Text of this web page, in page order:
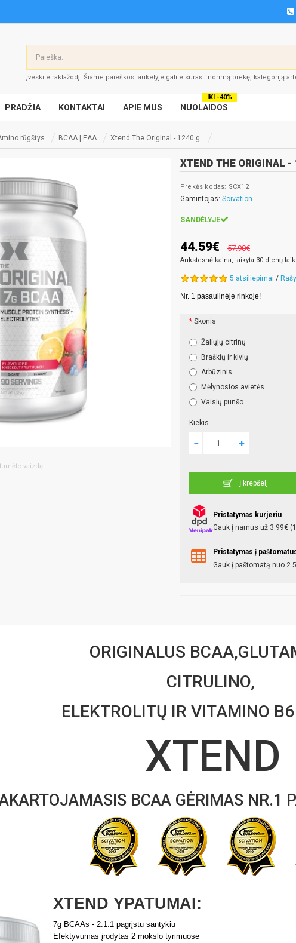
Įveskite raktažodį. Šiame paieškos laukelyje galite surasti norimą prekę, kategoriją
PRADŽIA KONTAKTAI APIE MUS NUOLAIDOS
IKI -40%
rūgštys BCAA | EAA Xtend The Original - 1240 g.
vaizdą
XTEND THE ORIGINAL -
Prekės kodas: SCX12
Gamintojas: Scivation
SANDĖLYJE
44.59€ 57.90€
Ankstesnė kaina, taikyta 30 dienų
5 atsiliepimai /
Nr. 1 pasaulinėje rinkoje!
Skonis
Žaliųjų citrinų
Braškių ir kivių
Arbūzinis
Mėlynosios avietės
Vaisių punšo
Kiekis
Į krepšelį
Pristatymas kurjeriu
Gauk į namus už 3.99€
Pristatymas į
Gauk į paštomatą nuo
ORIGINALUS
CITRULINO,
ELEKTROLITŲ IR VITAMINO
XTEND
BCAA GĖRIMAS NR.1
XTEND YPATUMAI:
7g BCAAs - 2:1:1 pagrįstu santykiu
Efektyvumas įrodytas 2 mokslo tyrimuose